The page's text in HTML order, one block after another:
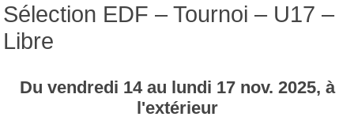
Sélection EDF – Tournoi – U17 –
Libre
Du vendredi 14au lundi 17 nov. 2025, à
l'extérieur